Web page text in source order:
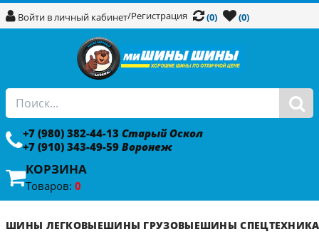
Войти в личный кабинет/Регистрация (0) (0)
+7 (980) 382-44-13 Старый Оскол
+7 (910) 343-49-59 Воронеж
КОРЗИНА
Товаров: 0
ШИНЫ ЛЕГКОВЫЕШИНЫ ГРУЗОВЫЕШИНЫ СПЕЦТЕХНИКА